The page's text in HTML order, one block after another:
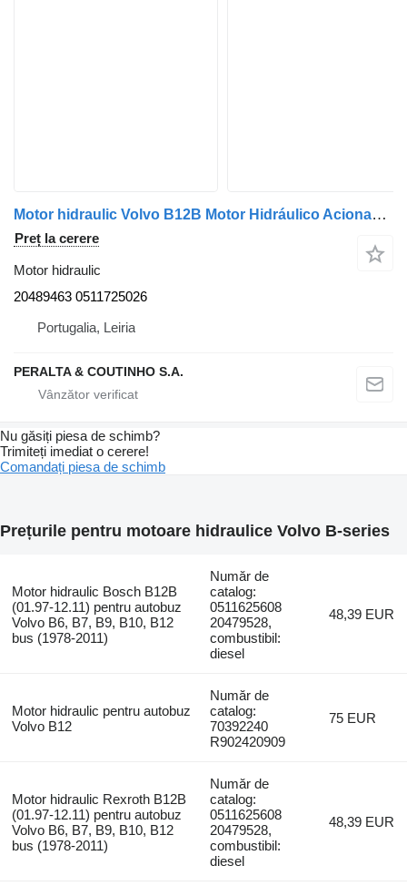
Motor hidraulic Volvo B12B Motor Hidráulico Acionamento do Ventilador B9;B12B 20489463 pentru autobuz Volvo B12B B9;B12B
Preț la cerere
Motor hidraulic
20489463 0511725026
Portugalia, Leiria
PERALTA & COUTINHO S.A.
Nu găsiți piesa de schimb?
Trimiteți imediat o cerere!
Comandați piesa de schimb
Prețurile pentru motoare hidraulice Volvo B-series
Motor hidraulic Bosch B12B
(01.97-12.11) pentru autobuz
Volvo B6, B7, B9, B10, B12
bus (1978-2011)
Număr de
catalog:
0511625608
20479528,
combustibil:
diesel
48,39 EUR
Motor hidraulic pentru autobuz
Volvo B12
Număr de
catalog:
70392240
R902420909
75 EUR
Motor hidraulic Rexroth B12B
(01.97-12.11) pentru autobuz
Volvo B6, B7, B9, B10, B12
bus (1978-2011)
Număr de
catalog:
0511625608
20479528,
combustibil:
diesel
48,39 EUR